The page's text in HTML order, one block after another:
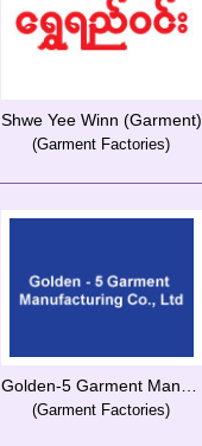
Shwe Yee Winn (Garment)
(Garment Factories)
(Garment Factories)